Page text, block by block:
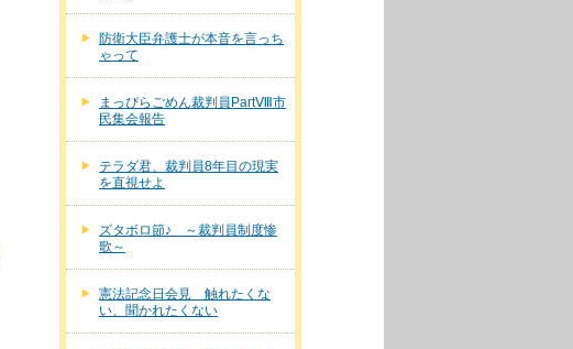
防衛大臣弁護士が本音を言っち
ゃって
まっぴらごめん裁判員PartⅧ市
民集会報告
テラダ君、裁判員8年目の現実
を直視せよ
ズタボロ節♪ ～裁判員制度惨
歌～
憲法記念日会見 触れたくな
い、聞かれたくない